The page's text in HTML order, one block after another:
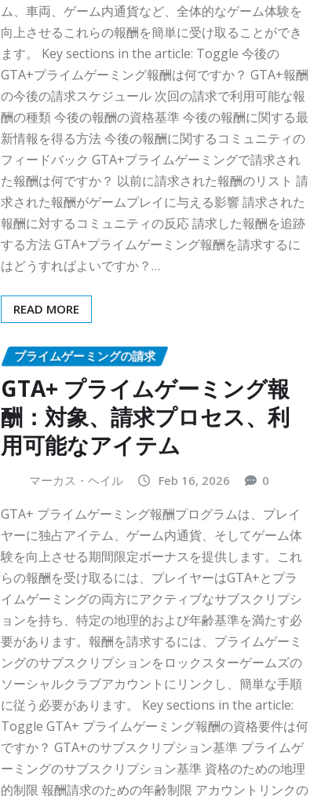
ム、車両、ゲーム内通貨など、全体的なゲーム体験を
向上させるこれらの報酬を簡単に受け取ることができ
ます。 Key sections in the article: Toggle 今後の
GTA+プライムゲーミング報酬は何ですか？ GTA+報酬
の今後の請求スケジュール 次回の請求で利用可能な報
酬の種類 今後の報酬の資格基準 今後の報酬に関する最
新情報を得る方法 今後の報酬に関するコミュニティの
フィードバック GTA+プライムゲーミングで請求され
た報酬は何ですか？ 以前に請求された報酬のリスト 請
求された報酬がゲームプレイに与える影響 請求された
報酬に対するコミュニティの反応 請求した報酬を追跡
する方法 GTA+プライムゲーミング報酬を請求するに
はどうすればよいですか？…
READ MORE
プライムゲーミングの請求
GTA+ プライムゲーミング報
酬：対象、請求プロセス、利
用可能なアイテム
マーカス・ヘイル Feb 16, 2026 0
GTA+ プライムゲーミング報酬プログラムは、プレイ
ヤーに独占アイテム、ゲーム内通貨、そしてゲーム体
験を向上させる期間限定ボーナスを提供します。これ
らの報酬を受け取るには、プレイヤーはGTA+とプラ
イムゲーミングの両方にアクティブなサブスクリプシ
ョンを持ち、特定の地理的および年齢基準を満たす必
要があります。報酬を請求するには、プライムゲーミ
ングのサブスクリプションをロックスターゲームズの
ソーシャルクラブアカウントにリンクし、簡単な手順
に従う必要があります。 Key sections in the article:
Toggle GTA+ プライムゲーミング報酬の資格要件は何
ですか？ GTA+のサブスクリプション基準 プライムゲ
ーミングのサブスクリプション基準 資格のための地理
的制限 報酬請求のための年齢制限 アカウントリンクの